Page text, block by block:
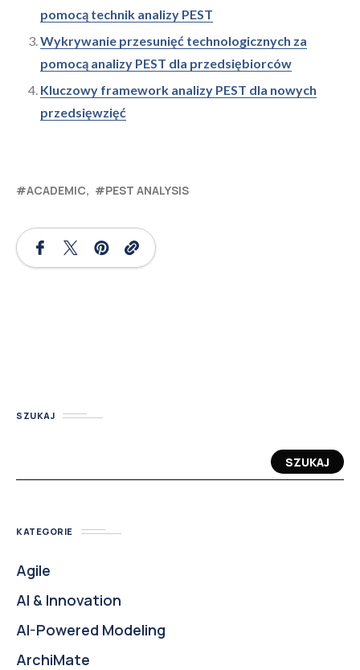
pomocą technik analizy PEST
Wykrywanie przesunięć technologicznych za
pomocą analizy PEST dla przedsiębiorców
Kluczowy framework analizy PEST dla nowych
przedsięwzięć
ACADEMIC PEST ANALYSIS
SZUKAJ
SZUKAJ
KATEGORIE
Agile
AI & Innovation
AI-Powered Modeling
ArchiMate